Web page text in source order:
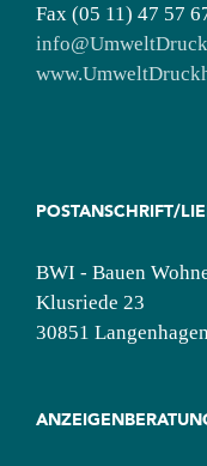
Fax (05 11) 47 57
POSTANSCHRIFT/
BWI - Bauen
Klusriede 23
30851